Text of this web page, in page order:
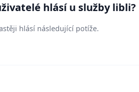
hlásí u služby libli?
hlásí následující potíže.